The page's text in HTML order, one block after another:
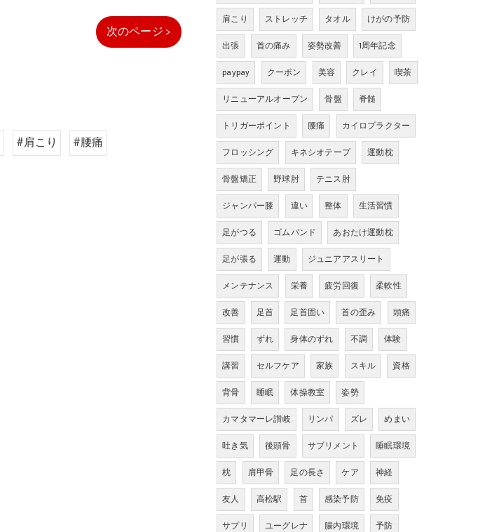
次のページ >
#肩こり #腰痛
肩こり
ストレッチ タオル
けがの予防
出張
首の痛み 姿勢改善
1周年記念
paypay
クーポン 美容 クレイ
喫茶
リニューアルオープン
骨盤
脊髄
トリガーポイント
腰痛
カイロプラクター
フロッシング
キネシオテープ
運動枕
骨盤矯正
野球肘
テニス肘
ジャンパー膝
違い 整体
生活習慣
足がつる
ゴムバンド
あおたけ運動枕
足が張る
運動
ジュニアアスリート
メンテナンス
栄養 疲労回復
柔軟性
改善
足首 足首固い 首の歪み
頭痛
習慣
ずれ 身体のずれ 不調
体験
講習
セルフケア 家族 スキル
資格
背骨
睡眠 体操教室
姿勢
カマタマーレ讃岐
リンパ ズレ
めまい
吐き気
後頭骨 サプリメント
睡眠環境
枕
肩甲骨 足の長さ ケア
神経
友人
高松駅 首 感染予防
免疫
サプリ
ユーグレナ 腸内環境
予防